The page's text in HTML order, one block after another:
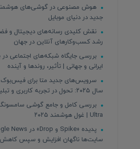
جدید در دنیای موبایل
نقش کلیدی رسانه‌های دیجیتال و
رشد کسب‌وکارهای آنلاین در جهان
بررسی جایگاه شبکه‌های اجتماعی در
ایرانی و جهانی | تأثیر، روندها و آینده
سرویس‌های جدید متا برای فیس‌بوک و
سال ۲۰۲۵: تحول در تجربه کاربری و تبلیغات دیجیتال
Ultra | غول هوشمند ۲۰۲۵
سایت‌ها ناگهان افزایش و سپس کاهش